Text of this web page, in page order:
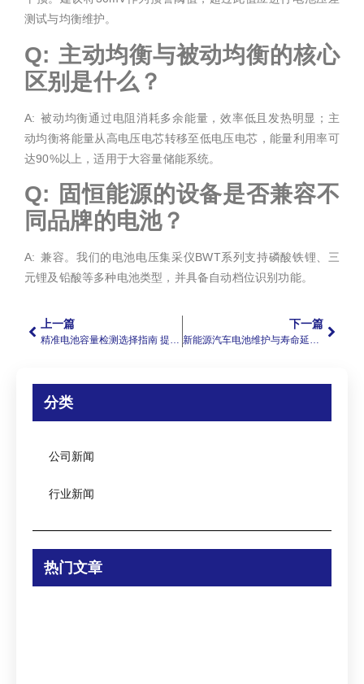
测试与均衡维护。
Q: 主动均衡与被动均衡的核心
区别是什么？
A: 被动均衡通过电阻消耗多余能量，效率低且发热明显；主
动均衡将能量从高电压电芯转移至低电压电芯，能量利用率可
达90%以上，适用于大容量储能系统。
Q: 固恒能源的设备是否兼容不
同品牌的电池？
A: 兼容。我们的电池电压集采仪BWT系列支持磷酸铁锂、三
元锂及铅酸等多种电池类型，并具备自动档位识别功能。
上一篇
精准电池容量检测选择指南 提升储能系统效率
下一篇
新能源汽车电池维护与寿命延长实战指南
分类
公司新闻
行业新闻
热门文章